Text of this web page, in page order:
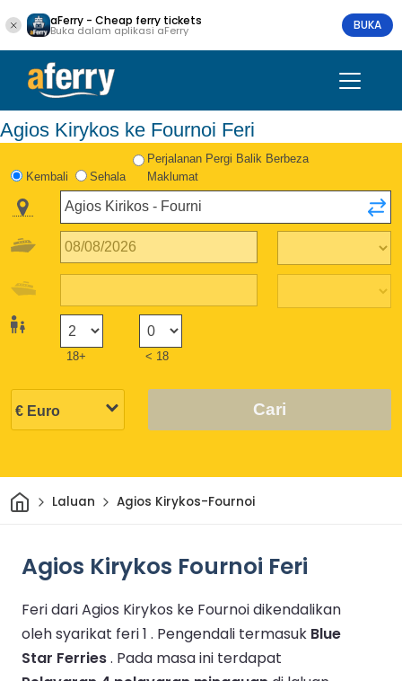
aFerry - Cheap ferry tickets
Buka dalam aplikasi aFerry BUKA
Agios Kirykos ke Fournoi Feri
Kembali Sehala
Perjalanan Pergi Balik Berbeza
Maklumat
18+ < 18
Cari
Rumah
Laluan Agios Kirykos-Fournoi
Agios Kirykos Fournoi Feri
Feri dari Agios Kirykos ke Fournoi dikendalikan
oleh syarikat feri 1 . Pengendali termasuk Blue
Star Ferries. Pada masa ini terdapat